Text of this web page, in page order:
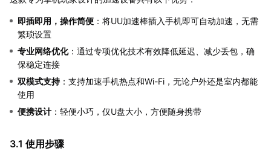
即插即用，操作简便 ：将UU加速棒插入手机即可自动加速，无需
繁琐设置
专业网络优化：通过专项优化技术有效降低延迟、减少丢包，确
保稳定连接
双模式支持：支持加速手机热点和Wi-Fi，无论户外还是室内都能
使用
便携设计 ：轻便小巧，仅U盘大小，方便随身携带
3.1 使用步骤